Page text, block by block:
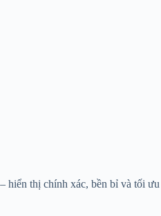
hiển thị chính xác, bền bỉ và tối